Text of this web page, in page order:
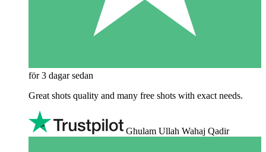
för 3 dagar sedan
Great shots quality and many free shots with exact needs.
Ghulam Ullah Wahaj Qadir